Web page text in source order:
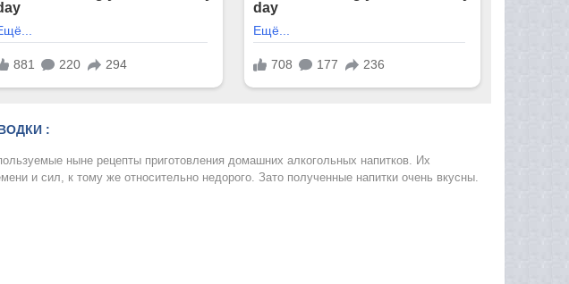
:
ныне рецепты приготовления домашних алкогольных напитков. Их
и сил, к тому же относительно недорого. Зато полученные напитки очень вкусны.